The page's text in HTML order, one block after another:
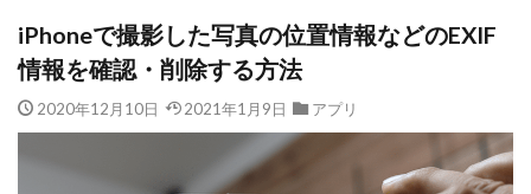
iPhoneで撮影した写真の位置情報などのEXIF
情報を確認・削除する方法
2020年12月10日 2021年1月9日 アプリ